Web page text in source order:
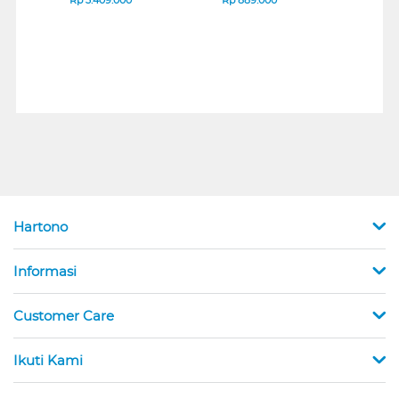
Hartono
Informasi
Customer Care
Ikuti Kami